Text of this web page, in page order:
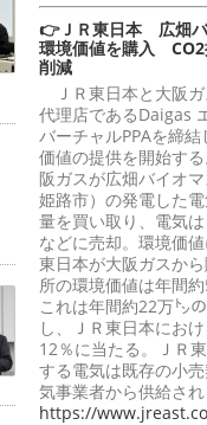
👉ＪＲ東日本 広畑
環境価値を購入 CO2
削減
ＪＲ東日本と大阪
代理店であるDaigas
バーチャルPPAを締
価値の提供を開始す
阪ガスが広畑バイオ
姫路市）の発電した
量を買い取り、電気
などに売却。環境価
東日本が大阪ガスか
所の環境価値は年間約
これは年間約22万㌧
し、ＪＲ東日本にお
12％に当たる。ＪＲ
する電気は既存の小
気事業者から供給され
https://